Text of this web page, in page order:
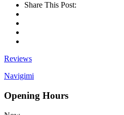
Share This Post:
Reviews
Navigimi
Opening Hours